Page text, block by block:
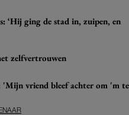
‘Hij ging de stad in, zuipen, en
zelfvertrouwen
'Mijn vriend bleef achter om 'm te